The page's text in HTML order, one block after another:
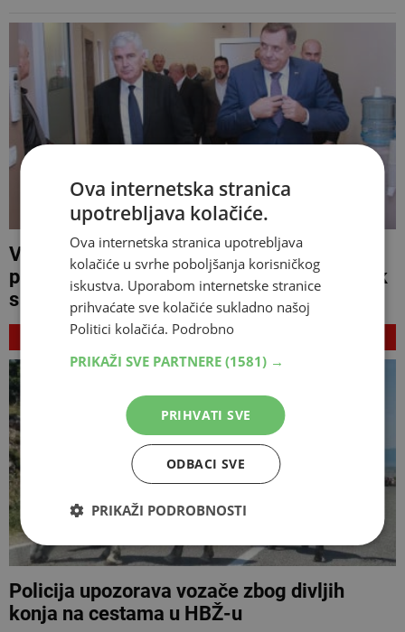
VIJEĆE MINISTARA Dodik danas s
predstavnicima 'osmorke', pa u ponedjeljak
s HDZ-om
NAJNOVIJE
Policija upozorava vozače zbog divljih
konja na cestama u HBŽ-u
Ova internetska stranica
upotrebljava kolačiće.
Ova internetska stranica upotrebljava
kolačiće u svrhe poboljšanja korisničkog
iskustva. Uporabom internetske stranice
prihvaćate sve kolačiće sukladno našoj
Politici kolačića. Podrobno
PRIKAŽI SVE PARTNERE (1581) →
PRIHVATI SVE
ODBACI SVE
PRIKAŽI PODROBNOSTI